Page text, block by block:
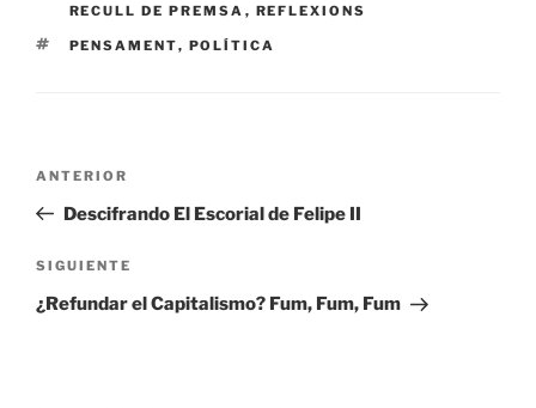
RECULL DE PREMSA , REFLEXIONS
ETIQUETAS
PENSAMENT, POLÍTICA
entradas
Entrada
anterior:
ANTERIOR
Descifrando El Escorial de Felipe II
Siguiente
entrada
SIGUIENTE
¿Refundar el Capitalismo? Fum, Fum, Fum